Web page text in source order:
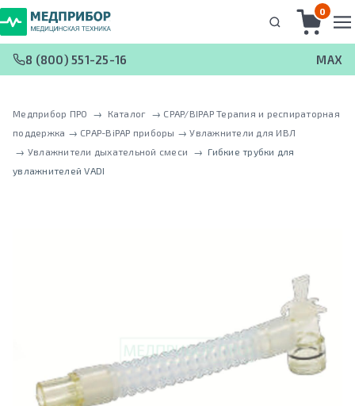
0
8 (800) 551-25-16 MAX
Медприбор ПРО → Каталог → CPAP/BIPAP Терапия и респираторная
поддержка → CPAP-BiPAP приборы → Увлажнители для ИВЛ
→ Увлажнители дыхательной смеси → Гибкие трубки для
увлажнителей VADI